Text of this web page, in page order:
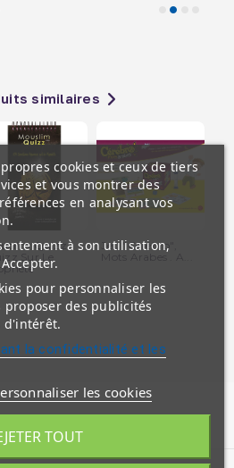
similaires
Quizz,
Sur Le
Jeu "Cérébro",
du produit
cookies et ceux de tiers
et vous montrer des
en analysant vos
à son utilisation,
pour personnaliser les
proposer des publicités
d'intérêt.
la confidentialité et les
les cookies
TOUT